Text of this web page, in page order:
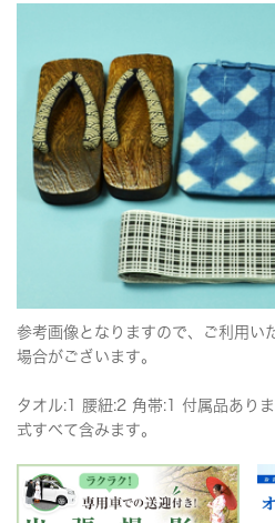
参考画像となりますので、ご利用い
場合がございます。
タオル:1 腰紐:2 角帯:1 付属品あり
式すべて含みます。